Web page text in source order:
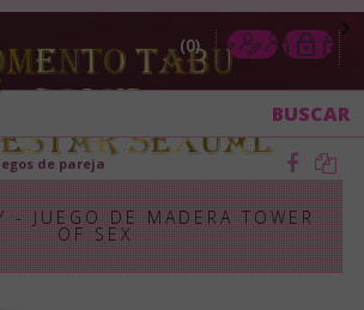
0
de pareja
- JUEGO DE MADERA TOWER
OF SEX